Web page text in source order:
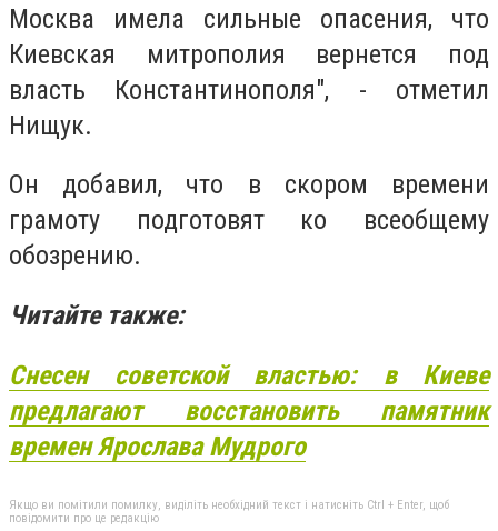
Москва имела сильные опасения, что
Киевская митрополия вернется под
власть Константинополя", - отметил
Нищук.
Он добавил, что в скором времени
грамоту подготовят ко всеобщему
обозрению.
Читайте также:
Снесен советской властью: в Киеве
предлагают восстановить памятник
времен Ярослава Мудрого
Якщо ви помітили помилку, виділіть необхідний текст і натисніть Ctrl + Enter, щоб
повідомити про це редакцію